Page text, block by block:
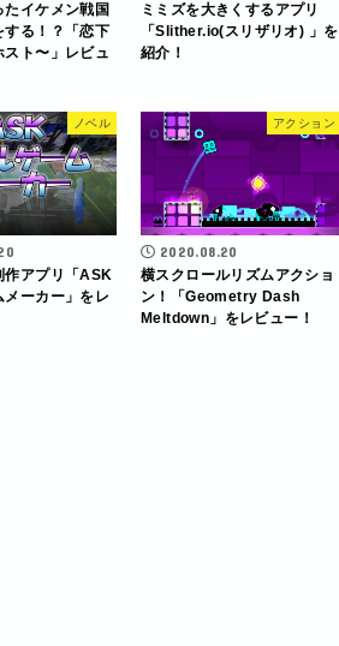
イケメン戦国
する！？「恋下
スト〜」レビュ
ミミズを大きくするアプリ
「Slither.io(スリザリオ) 」を
紹介！
ノベル
作アプリ「ASK
メーカー」をレ
アクション
2020.08.20
横スクロールリズムアクショ
ン！「Geometry Dash
Meltdown」をレビュー！